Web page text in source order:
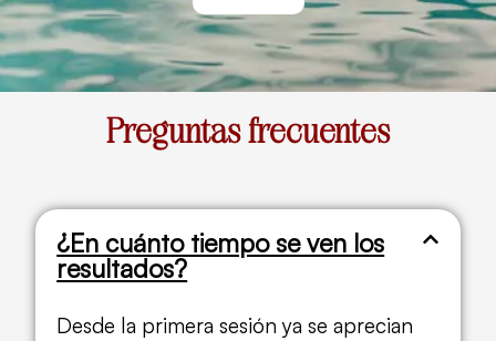
Preguntas frecuentes
¿En cuánto tiempo se ven los
resultados?
Desde la primera sesión ya se aprecian